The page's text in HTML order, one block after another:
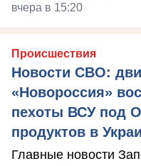
вчера в 15:20
Происшествия
Новости СВО:
«Новороссия»
пехоты ВСУ под
продуктов в
Главные новости